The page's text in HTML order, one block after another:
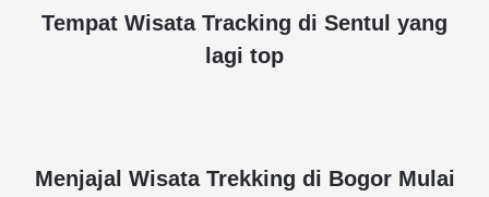
Tempat Wisata Tracking di Sentul yang
lagi top
Menjajal Wisata Trekking di Bogor Mulai